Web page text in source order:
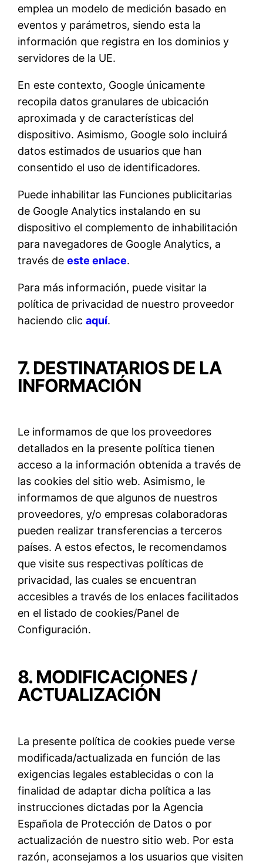
emplea un modelo de medición basado en
eventos y parámetros, siendo esta la
información que registra en los dominios y
servidores de la UE.
En este contexto, Google únicamente
recopila datos granulares de ubicación
aproximada y de características del
dispositivo. Asimismo, Google solo incluirá
datos estimados de usuarios que han
consentido el uso de identificadores.
Puede inhabilitar las Funciones publicitarias
de Google Analytics instalando en su
dispositivo el complemento de inhabilitación
para navegadores de Google Analytics, a
través deeste enlace.
Para más información, puede visitar la
política de privacidad de nuestro proveedor
haciendo clicaquí.
7. DESTINATARIOS DE LA
INFORMACIÓN
Le informamos de que los proveedores
detallados en la presente política tienen
acceso a la información obtenida a través de
las cookies del sitio web. Asimismo, le
informamos de que algunos de nuestros
proveedores, y/o empresas colaboradoras
pueden realizar transferencias a terceros
países. A estos efectos, le recomendamos
que visite sus respectivas políticas de
privacidad, las cuales se encuentran
accesibles a través de los enlaces facilitados
en el listado de cookies/Panel de
Configuración.
8. MODIFICACIONES /
ACTUALIZACIÓN
La presente política de cookies puede verse
modificada/actualizada en función de las
exigencias legales establecidas o con la
finalidad de adaptar dicha política a las
instrucciones dictadas por la Agencia
Española de Protección de Datos o por
actualización de nuestro sitio web. Por esta
razón, aconsejamos a los usuarios que visiten